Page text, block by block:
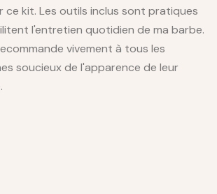
ce kit. Les outils inclus sont pratiques
l'entretien quotidien de ma barbe.
vivement à tous les
soucieux de l'apparence de leur